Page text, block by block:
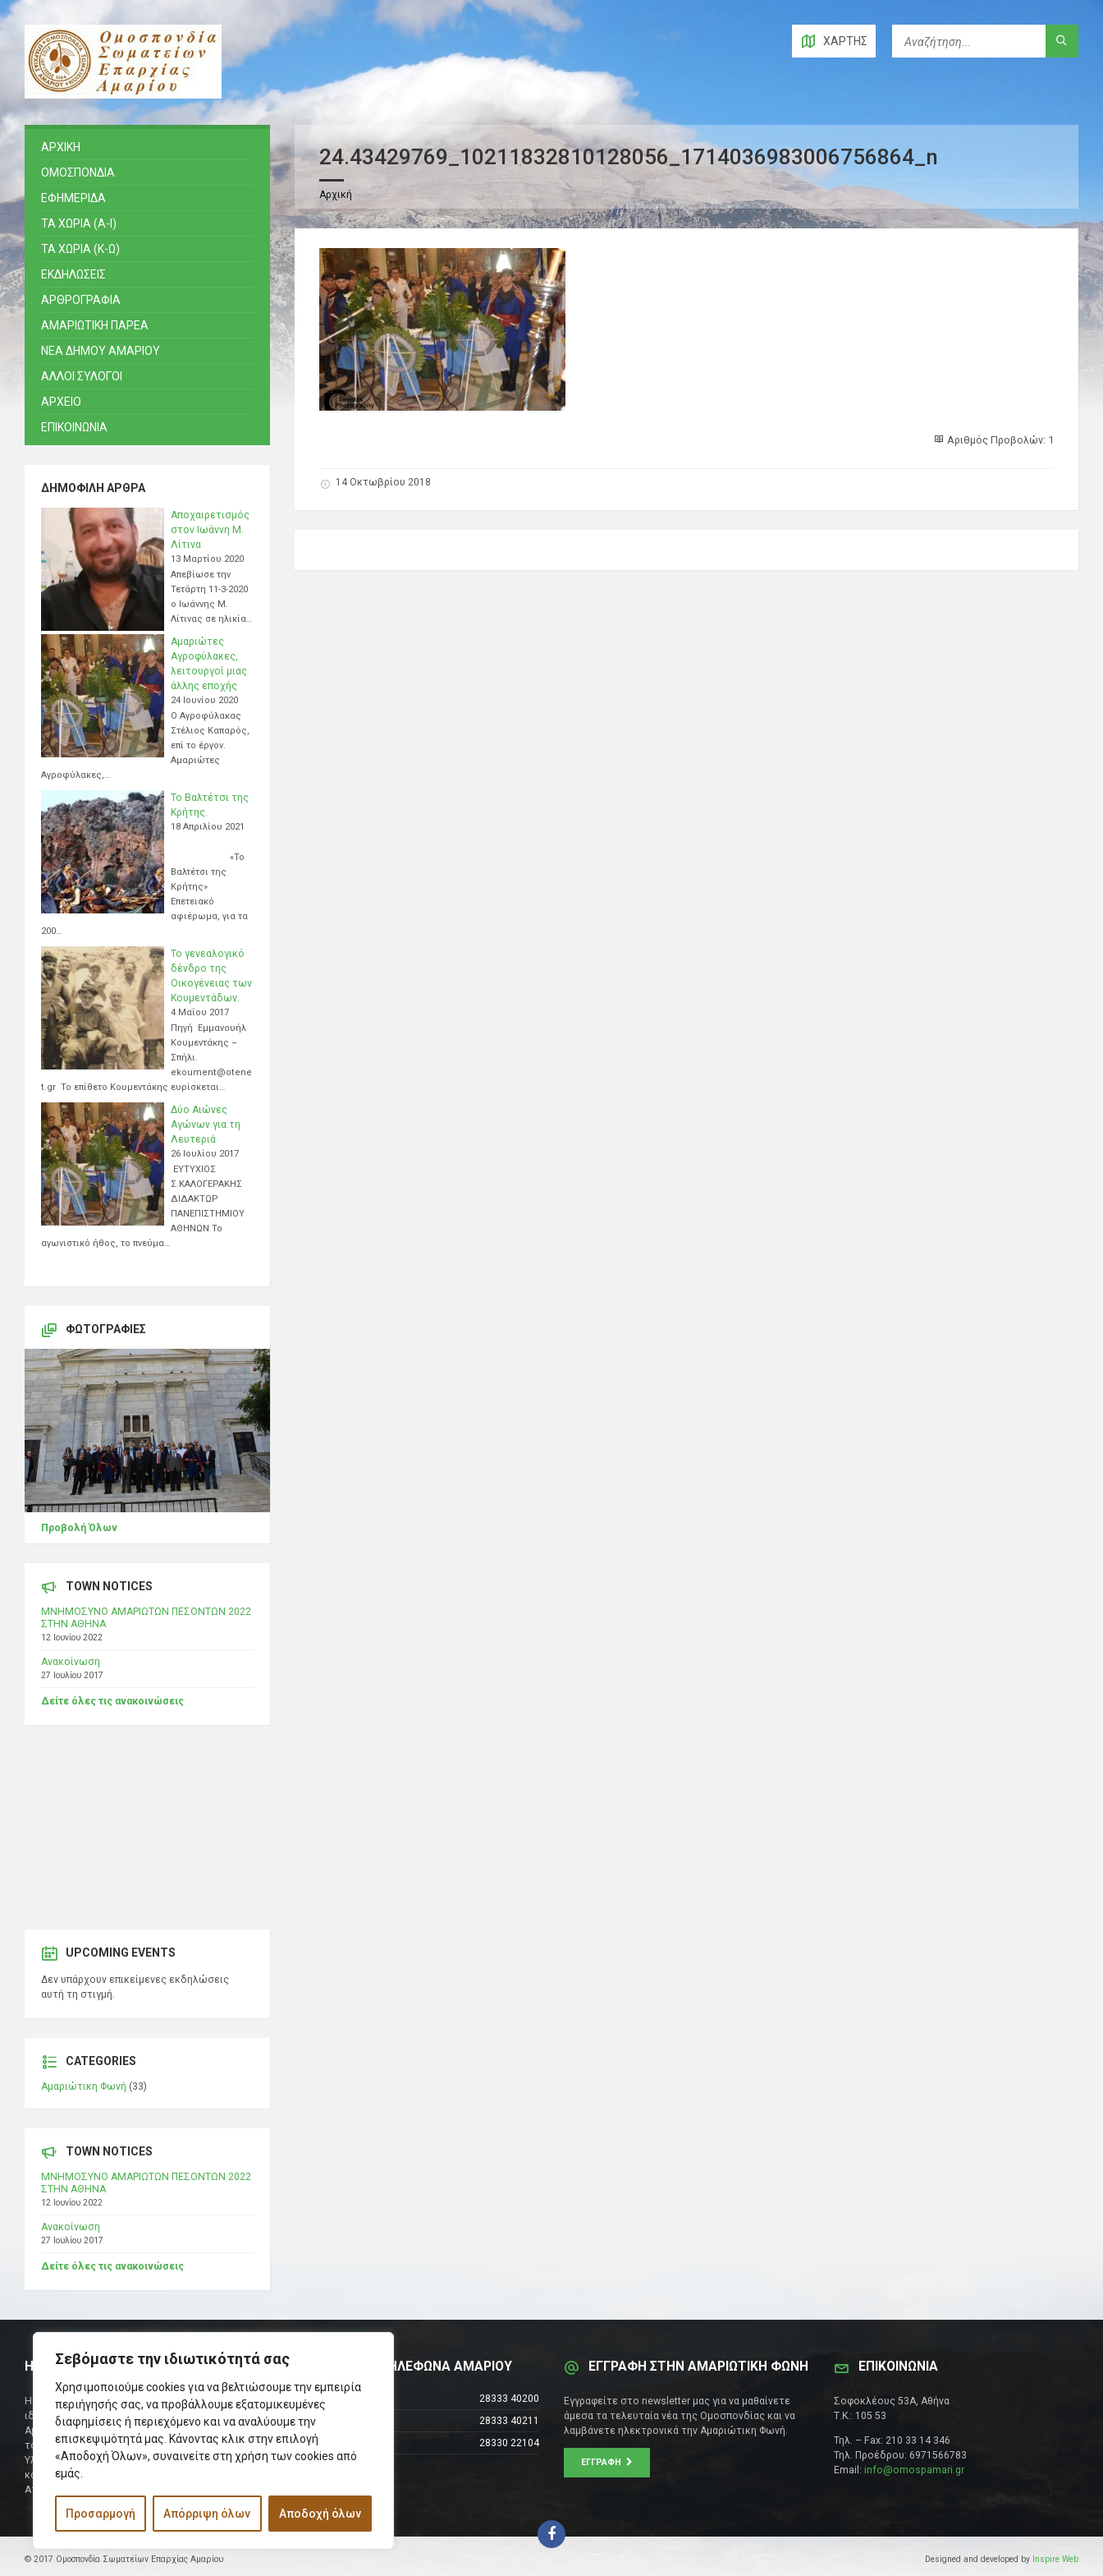
Σεβόμαστε την ιδιωτικότητά σας
Χρησιμοποιούμε cookies για να βελτιώσουμε την εμπειρία
περιήγησής σας, να προβάλλουμε εξατομικευμένες
διαφημίσεις ή περιεχόμενο και να αναλύουμε την
επισκεψιμότητά μας. Κάνοντας κλικ στην επιλογή
«Αποδοχή Όλων», συναινείτε στη χρήση των cookies από
εμάς.
Προσαρμογή Απόρριψη όλων Αποδοχή όλων
ΧΆΡΤΗΣ
24.43429769_10211832810128056_1714036983006756864_n
Αρχική
Αριθμός Προβολών: 1
14 Οκτωβρίου 2018
ΑΡΧΙΚΗ
ΟΜΟΣΠΟΝΔΙΑ
ΕΦΗΜΕΡΙΔΑ
ΤΑ ΧΩΡΙΑ (Α-Ι)
ΤΑ ΧΩΡΙΑ (Κ-Ω)
ΕΚΔΗΛΩΣΕΙΣ
ΑΡΘΡΟΓΡΑΦΙΑ
ΑΜΑΡΙΩΤΙΚΗ ΠΑΡΕΑ
ΝΕΑ ΔΗΜΟΥ ΑΜΑΡΙΟΥ
ΑΛΛΟΙ ΣΥΛΟΓΟΙ
ΑΡΧΕΙΟ
ΕΠΙΚΟΙΝΩΝΙΑ
ΔΗΜΟΦΙΛΉ ΆΡΘΡΑ
Αποχαιρετισμός
στον Ιωάννη Μ.
Λίτινα
13 Μαρτίου 2020
Απεβίωσε την
Τετάρτη 11-3-2020
ο Ιωάννης Μ.
Λίτινας σε ηλικία…
Αμαριώτες
Αγροφύλακες,
λειτουργοί μιας
άλλης εποχής
24 Ιουνίου 2020
Ο Αγροφύλακας
Στέλιος Καπαρός,
επί το έργον.
Αμαριώτες
Αγροφύλακες,…
Το Βαλτέτσι της
Κρήτης.
18 Απριλίου 2021
«Το
Βαλτέτσι της
Κρήτης»
Επετειακό
αφιέρωμα, για τα
200…
Το γενεαλογικό
δένδρο της
Οικογένειας των
Κουμεντάδων.
4 Μαΐου 2017
Πηγή Εμμανουήλ
Κουμεντάκης –
Σπήλι.
ekoument@otene
t.gr Το επίθετο Κουμεντάκης ευρίσκεται…
Δύο Αιώνες
Αγώνων για τη
Λευτεριά
26 Ιουλίου 2017
ΕΥΤΥΧΙΟΣ
Σ.ΚΑΛΟΓΕΡΑΚΗΣ
ΔΙΔΑΚΤΩΡ
ΠΑΝΕΠΙΣΤΗΜΙΟΥ
ΑΘΗΝΩΝ Το
αγωνιστικό ήθος, το πνεύμα…
ΦΩΤΟΓΡΑΦΊΕΣ
Προβολή Όλων
TOWN NOTICES
ΜΝΗΜΟΣΥΝΟ ΑΜΑΡΙΩΤΩΝ ΠΕΣΟΝΤΩΝ 2022
ΣΤΗΝ ΑΘΗΝΑ
12 Ιουνίου 2022
Ανακοίνωση
27 Ιουλίου 2017
Δείτε όλες τις ανακοινώσεις
UPCOMING EVENTS
Δεν υπάρχουν επικείμενες εκδηλώσεις
αυτή τη στιγμή.
CATEGORIES
Αμαριώτικη Φωνή (33)
TOWN NOTICES
ΜΝΗΜΟΣΥΝΟ ΑΜΑΡΙΩΤΩΝ ΠΕΣΟΝΤΩΝ 2022
ΣΤΗΝ ΑΘΗΝΑ
12 Ιουνίου 2022
Ανακοίνωση
27 Ιουλίου 2017
Δείτε όλες τις ανακοινώσεις
Η ΟΜΟΣΠΟΝΔΙΑ
Η Ομοσπονδία Σωματείων Επαρχίας Αμαρίου
ιδρύθηκε και πήρε τη θέση της Ένωσης
Αμαριωτών, που λειτουργούσε από το 1966 μέχρι
το 1984.
Υλοποιήθηκε σε συνεργασία των μελών του Δ.Σ
και των Δ.Σ των Αμαριώτικων Σωματείων της
Αττικής.
ΧΡΗΣΙΜΑ ΤΗΛΕΦΩΝΑ ΑΜΑΡΙΟΥ
Τηλεφωνικό Κέντρο
28333 40200
Δήμαρχος
28333 40211
Φαξ
28330 22104
ΕΓΓΡΑΦΗ ΣΤΗΝ ΑΜΑΡΙΩΤΙΚΗ ΦΩΝΗ
Εγγραφείτε στο newsletter μας για να μαθαίνετε
άμεσα τα τελευταία νέα της Ομοσπονδίας και να
λαμβάνετε ηλεκτρονικά την Αμαριώτικη Φωνή.
ΕΓΓΡΑΦΉ
ΕΠΙΚΟΙΝΩΝΊΑ
Σοφοκλέους 53Α, Αθήνα
Τ.Κ.: 105 53
Τηλ. – Fax: 210 33 14 346
Τηλ. Προέδρου: 6971566783
Email: info@omospamari.gr
© 2017 Ομοσπονδία Σωματείων Επαρχίας Αμαρίου Designed and developed by Inspire Web